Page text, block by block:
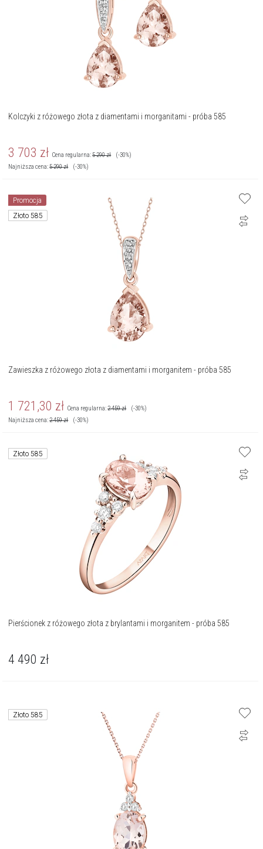
Kolczyki z różowego złota z diamentami i morganitami - próba 585
3 703 zł Cena regularna:5 290zł
(-30%)
Najniższa cena:5 290zł (-30%)
Promocja
Złoto 585
Zawieszka z różowego złota z diamentami i morganitem - próba 585
1 721,30 zł Cena regularna:2 459zł
(-30%)
Najniższa cena:2 459zł (-30%)
Złoto 585
Pierścionek z różowego złota z brylantami i morganitem - próba 585
4 490 zł
Złoto 585